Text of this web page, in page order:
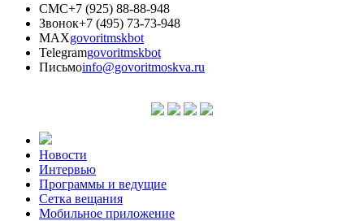
СМС+7 (925) 88-88-948
Звонок+7 (495) 73-73-948
MAXgovoritmskbot
Telegramgovoritmskbot
Письмоinfo@govoritmoskva.ru
Новости
Интервью
Программы и ведущие
Сетка вещания
Мобильное приложение